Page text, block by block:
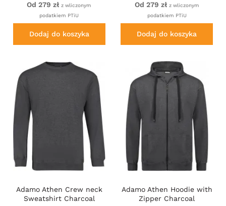
Od 279 zł z wliczonym
podatkiem PTiU
Dodaj do koszyka
Od 279 zł z wliczonym
podatkiem PTiU
Dodaj do koszyka
Adamo Athen Crew neck
Sweatshirt Charcoal
Adamo Athen Hoodie with
Zipper Charcoal